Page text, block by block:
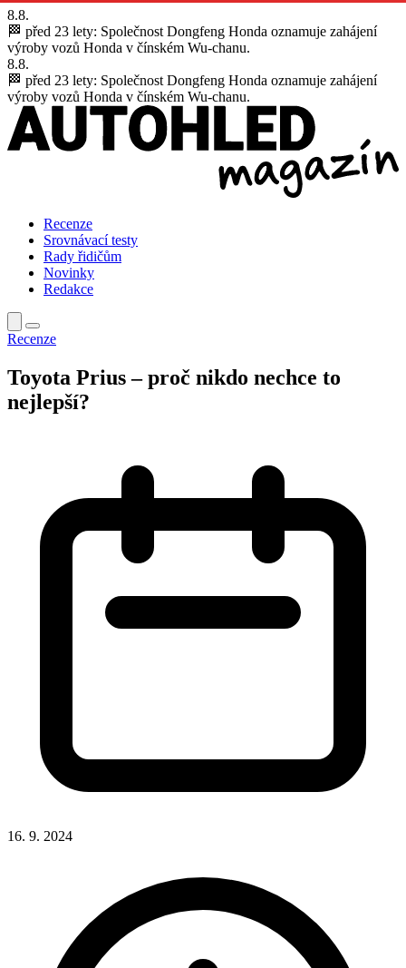
8.8.
🏁 před 23 lety: Společnost Dongfeng Honda oznamuje zahájení
výroby vozů Honda v čínském Wu-chanu.
8.8.
🏁 před 23 lety: Společnost Dongfeng Honda oznamuje zahájení
výroby vozů Honda v čínském Wu-chanu.
Recenze
Srovnávací testy
Rady řidičům
Novinky
Redakce
Recenze
Toyota Prius – proč nikdo nechce to
nejlepší?
16. 9. 2024